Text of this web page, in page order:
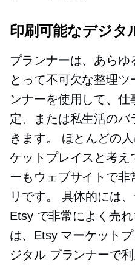
印刷可能なデジタ
プランナーは、あらゆ
とって不可欠な整理
ンナーを使用して、
定、または私生活の
きます。 ほとんどの
ケットプレイスと考え
ーもウェブサイトで
リです。 具体的には
Etsy で非常によく売
は、Etsy マーケット
ジタル プランナーで